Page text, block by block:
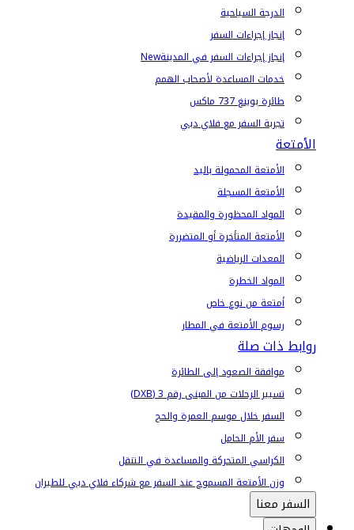
الدرجة السياحية
إنجاز إجراءات السفر
إنجاز إجراءات السفر في المدينةNew
خدمات المساعدة لأصحاب الهمم
طائرة بوينغ 737 ماكس
تجربة السفر مع فلاي دبي
الأمتعة
الأمتعة المحمولة باليد
الأمتعة المسجلة
المواد المحظورة والمقيدة
الأمتعة المتأخرة أو المتضررة
المعدات الرياضية
المواد الخطرة
أمتعة من نوع خاص
رسوم الأمتعة في المطار
روابط ذات صلة
موافقة الصعود إلى الطائرة
تسيير الرحلات من المبنى رقم 3 (DXB)
السفر خلال موسم العمرة والحج
سفر الأم الحامل
الكراسي المتحركة والمساعدة في التنقل
وزن الأمتعة المسموح عند السفر مع شركاء فلاي دبي للطيران
السفر معنا